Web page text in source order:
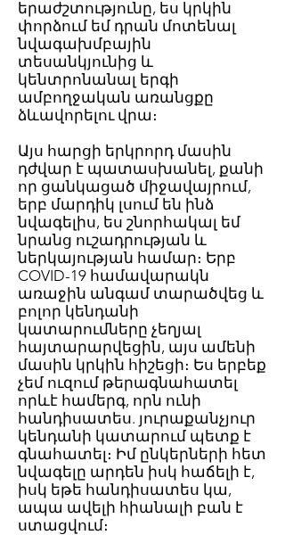
երաժշտությունը, ես կրկին
փորձում եմ դրան մոտենալ
նվագախմբային
տեսանկյունից և
կենտրոնանալ երգի
ամբողջական առանցքը
ձևավորելու վրա։
Այս հարցի երկրորդ մասին
դժվար է պատասխանել, քանի
որ ցանկացած միջավայրում,
երբ մարդիկ լսում են ինձ
նվագելիս, ես շնորհակալ եմ
նրանց ուշադրության և
ներկայության համար։ Երբ
COVID-19 համավարակն
առաջին անգամ տարածվեց և
բոլոր կենդանի
կատարումները չեղյալ
հայտարարվեցին, այս ամենի
մասին կրկին հիշեցի։ Ես երբեք
չեմ ուզում թերագնահատել
որևէ համերգ, որն ունի
հանդիսատես. յուրաքանչյուր
կենդանի կատարում պետք է
գնահատել։ Իմ ընկերների հետ
նվագելը արդեն իսկ հաճելի է,
իսկ եթե հանդիսատես կա,
ապա ավելի հիանալի բան է
ստացվում։